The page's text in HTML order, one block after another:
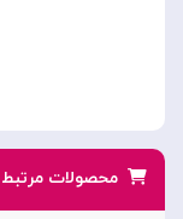
محصولات مرتبط